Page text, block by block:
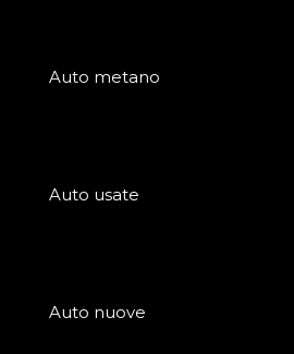
Auto metano
Auto usate
Auto nuove